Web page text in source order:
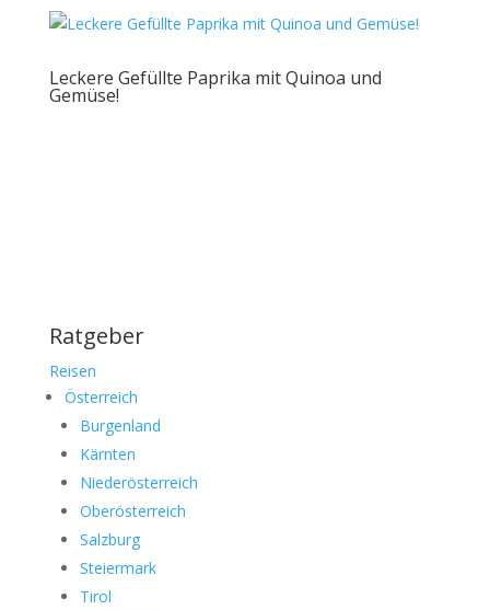
Leckere Gefüllte Paprika mit Quinoa und
Gemüse!
Ratgeber
Reisen
Österreich
Burgenland
Kärnten
Niederösterreich
Oberösterreich
Salzburg
Steiermark
Tirol